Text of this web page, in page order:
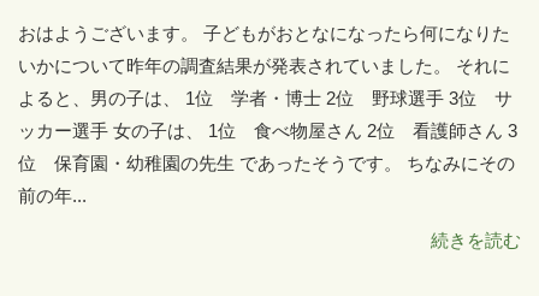
おはようございます。 子どもがおとなになったら何になりた
いかについて昨年の調査結果が発表されていました。 それに
よると、男の子は、 1位 学者・博士 2位 野球選手 3位 サ
ッカー選手 女の子は、 1位 食べ物屋さん 2位 看護師さん 3
位 保育園・幼稚園の先生 であったそうです。 ちなみにその
前の年...
続きを読む